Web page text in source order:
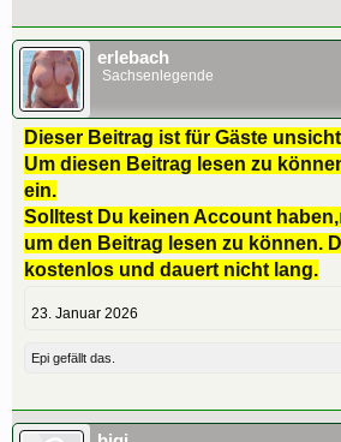
erlebach
Sachsenlegende
Dieser Beitrag ist für Gäste
Um diesen Beitrag lesen zu
ein.
Solltest Du keinen Account haben,
um den Beitrag lesen zu können.
kostenlos und dauert nicht lang.
23. Januar 2026
Epi gefällt das.